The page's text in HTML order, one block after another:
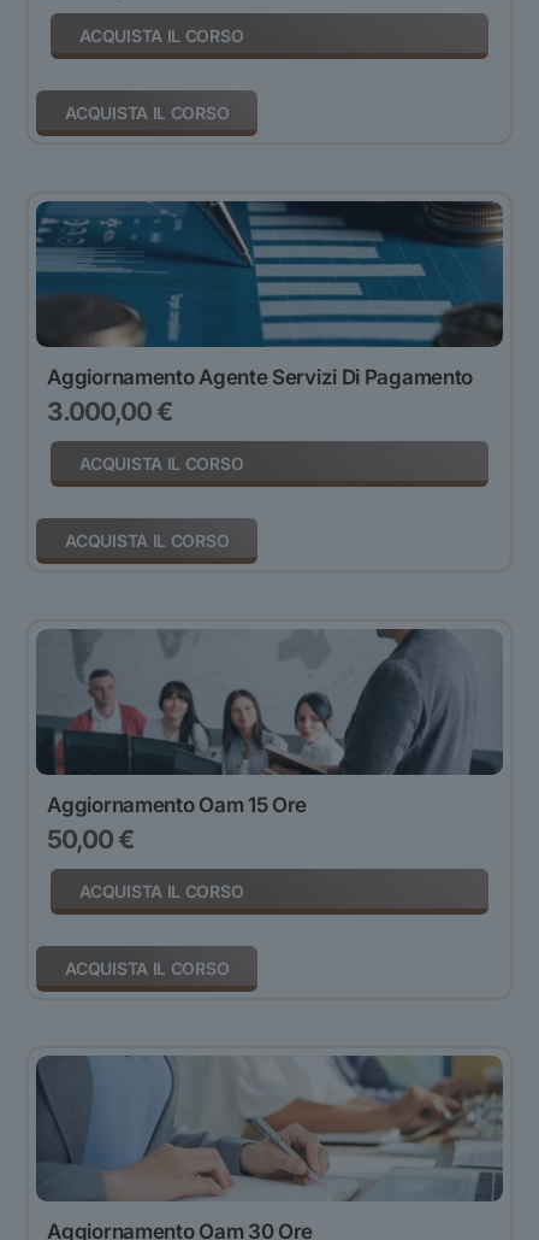
ACQUISTA IL CORSO
ACQUISTA IL CORSO
Aggiornamento Agente Servizi Di Pagamento
3.000,00 €
ACQUISTA IL CORSO
ACQUISTA IL CORSO
Aggiornamento Oam 15 Ore
50,00 €
ACQUISTA IL CORSO
ACQUISTA IL CORSO
Aggiornamento Oam 30 Ore